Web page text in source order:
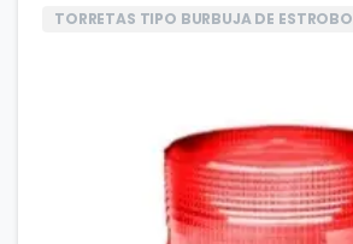
TORRETAS TIPO BURBUJA DE ESTROBO